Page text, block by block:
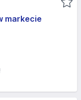
markecie